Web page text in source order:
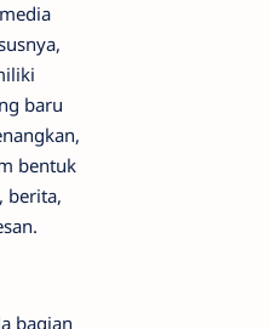
baru
bentuk
berita,
bagian